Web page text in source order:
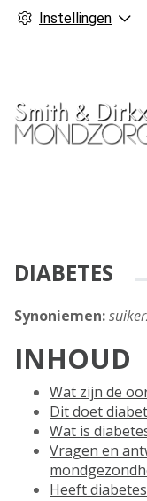
Instellingen
DIABETES
Synoniemen:
INHOUD
Wat zijn de
Dit doet
Wat is
Vragen en
Heeft